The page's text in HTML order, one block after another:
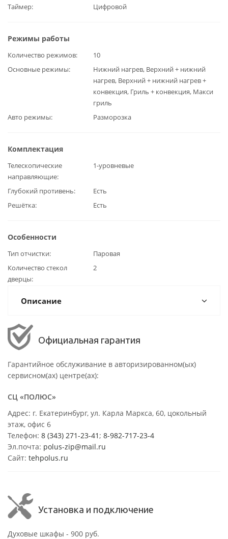
Таймер Цифровой
Режимы работы
Количество режимов
10
Основные режимы
Нижний нагрев, Верхний + нижний
нагрев, Верхний + нижний нагрев +
конвекция, Гриль + конвекция, Макси
гриль
Авто режимы
Разморозка
Комплектация
Телескопические
направляющие
1-уровневые
Глубокий противень
Есть
Решётка
Есть
Особенности
Тип отчистки
Паровая
Количество стекол
дверцы
2
Описание
Официальная гарантия
Гарантийное обслуживание в авторизированном(ых)
сервисном(ах) центре(ах):
СЦ «ПОЛЮС»
Адрес: г. Екатеринбург, ул. Карла Маркса, 60, цокольный
этаж, офис 6
Телефон: 8 (343) 271-23-41 ; 8-982-717-23-4
Эл.почта: polus-zip@mail.ru
Сайт: tehpolus.ru
Установка и подключение
Духовые шкафы - 900 руб.